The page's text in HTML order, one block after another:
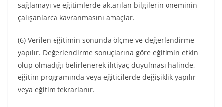
sağlamayı ve eğitimlerde aktarılan bilgilerin öneminin
çalışanlarca kavranmasını amaçlar.
(6) Verilen eğitimin sonunda ölçme ve değerlendirme
yapılır. Değerlendirme sonuçlarına göre eğitimin etkin
olup olmadığı belirlenerek ihtiyaç duyulması halinde,
eğitim programında veya eğiticilerde değişiklik yapılır
veya eğitim tekrarlanır.